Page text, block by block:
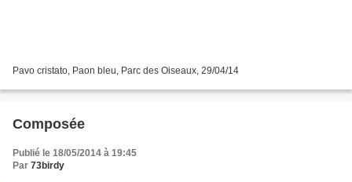
Pavo cristato, Paon bleu, Parc des Oiseaux, 29/04/14
Composée
Publié le 18/05/2014 à 19:45
Par 73birdy